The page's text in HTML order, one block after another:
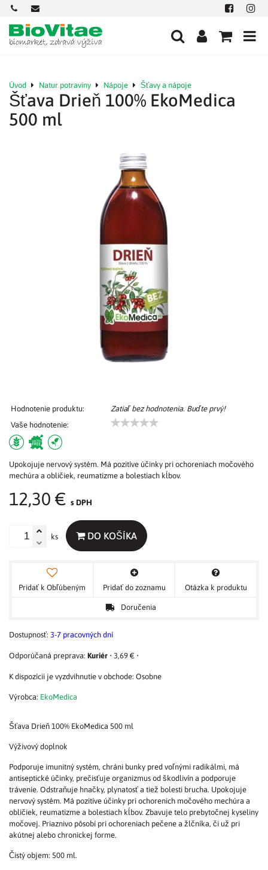
+421
901
712
584
office@biovitae.sk Facebook
Úvod Natur potraviny Nápoje Šťavy a nápoje
Šťava Drieň 100% EkoMedica
500 ml
Hodnotenie produktu:
Zatiaľ bez hodnotenia. Buďte prvý!
Vaše hodnotenie:
Upokojuje nervový systém. Má pozitíve účinky pri ochoreniach močového
mechúra a obličiek, reumatizme a bolestiach kĺbov.
12,30 € s DPH
ks DO KOŠÍKA
Pridať k Obľúbeným Pridať do zoznamu Otázka k produktu
Doručenia
Dostupnosť: 3-7 pracovných dní
Kuriér • 3,69 € •
Osobne
Výrobca: EkoMedica
Šťava Drieň 100% EkoMedica 500 ml
Výživový doplnok
Podporuje imunitný systém, chráni bunky pred voľnými radikálmi, má
antiseptické účinky, prečisťuje organizmus od škodlivín a podporuje
trávenie. Odstraňuje hnačky, plynatosť a tiež bolesti brucha. Upokojuje
nervový systém. Má pozitíve účinky pri ochorenich močového mechúra a
obličiek, reumatizme a bolestiach kĺbov. Zbavuje telo prebytočnej kyseliny
močovej. Priaznivo pôsobí pri ochoreniach pečene a žlčníka, či už pri
akútnej alebo chronickej forme.
Čistý objem: 500 ml.